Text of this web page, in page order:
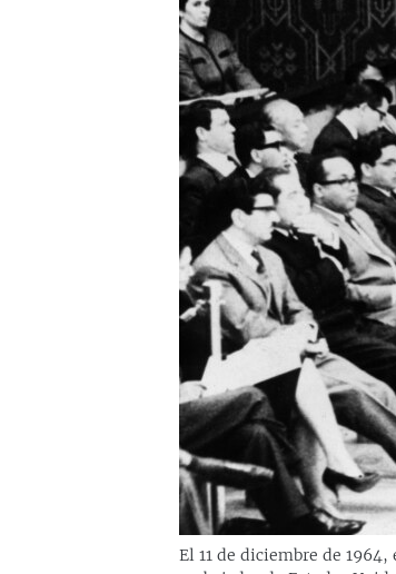
LA REALIDAD DE LA VIVIENDA EN
LOS SANTOS DE HIALEAH
DESINFORMACIÓN RUSA EN
LA INVASIÓN DE RUSIA A UCRANIA
El 11 de diciembre de